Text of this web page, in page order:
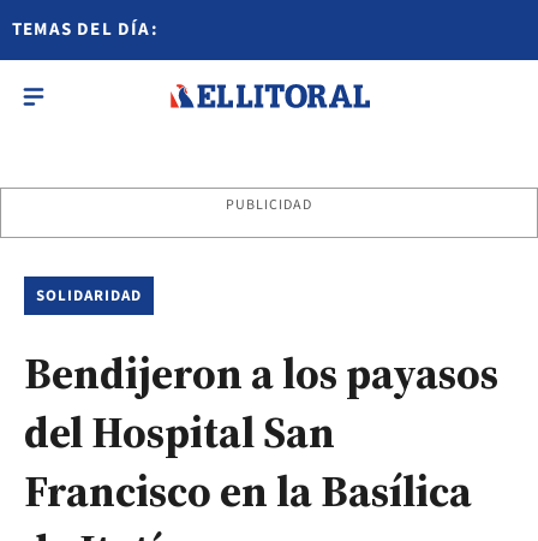
TEMAS DEL DÍA:
PUBLICIDAD
SOLIDARIDAD
Bendijeron a los payasos
del Hospital San
Francisco en la Basílica